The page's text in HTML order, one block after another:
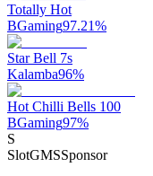
Totally Hot
BGaming97.21%
Star Bell 7s
Kalamba96%
Hot Chilli Bells 100
BGaming97%
S
SlotGMSSponsor